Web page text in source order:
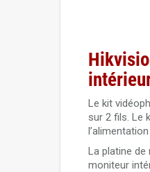
Le kit
sur 2 fils. Le
La platine de
moniteur